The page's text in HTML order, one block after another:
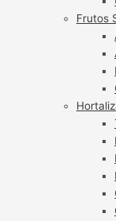
Frutos